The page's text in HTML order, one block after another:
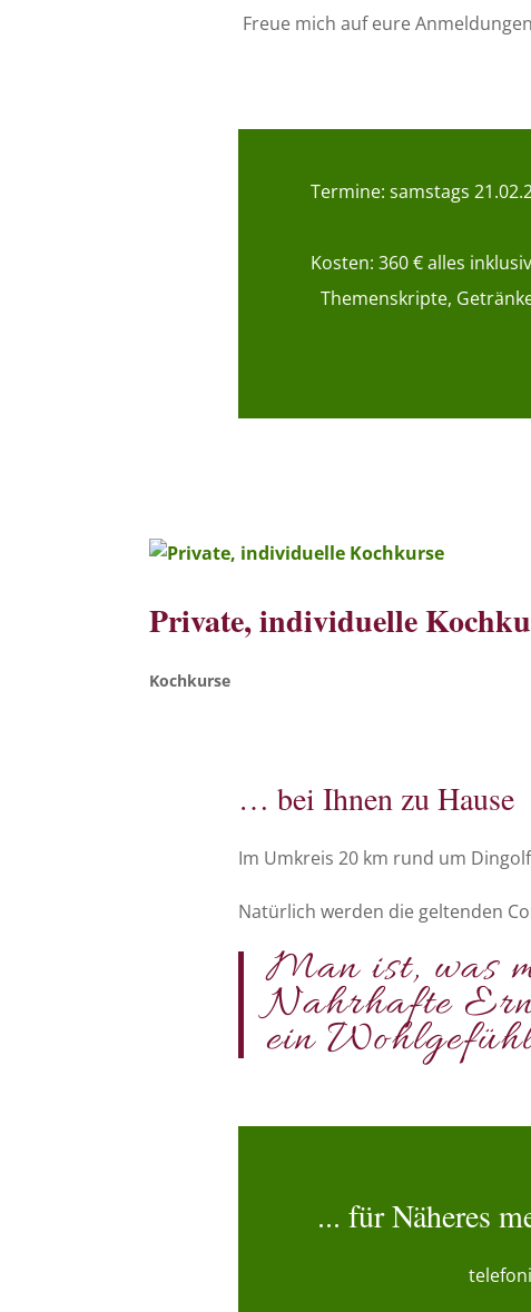
Freue mich auf eure
Termine: samstags
Kosten: 360 € alles
Themenskripte,
Private, individuelle
Kochkurse
… bei Ihnen zu Hause
Im Umkreis 20 km rund um
Natürlich werden die geltenden
Man ist, was
Nahrhafte
ein
... für Näheres